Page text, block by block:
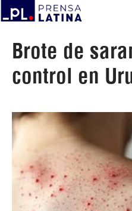
Brote de
control en